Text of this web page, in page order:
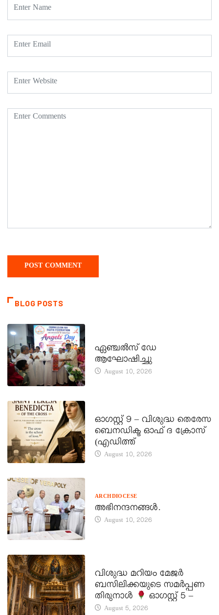
BLOG POSTS
ഏഞ്ചൽസ് ഡേ
ആഘോഷിച്ചു
August 10, 2026
ഓഗസ്റ്റ് 9 – വിശുദ്ധ തെരേസ
ബെനഡിക്ട ഓഫ് ദ ക്രോസ്
(എഡിത്ത്
August 10, 2026
ARCHDIOCESE
അഭിനന്ദനങ്ങൾ.
August 10, 2026
വിശുദ്ധ മറിയം മേജർ
ബസിലിക്കയുടെ സമർപ്പണ
തിരുനാൾ
ഓഗസ്റ്റ് 5 –
August 5, 2026